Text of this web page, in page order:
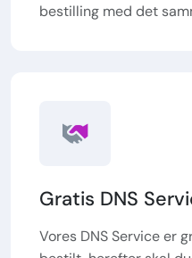
bestilling med det
Gratis DNS
Vores DNS Service er